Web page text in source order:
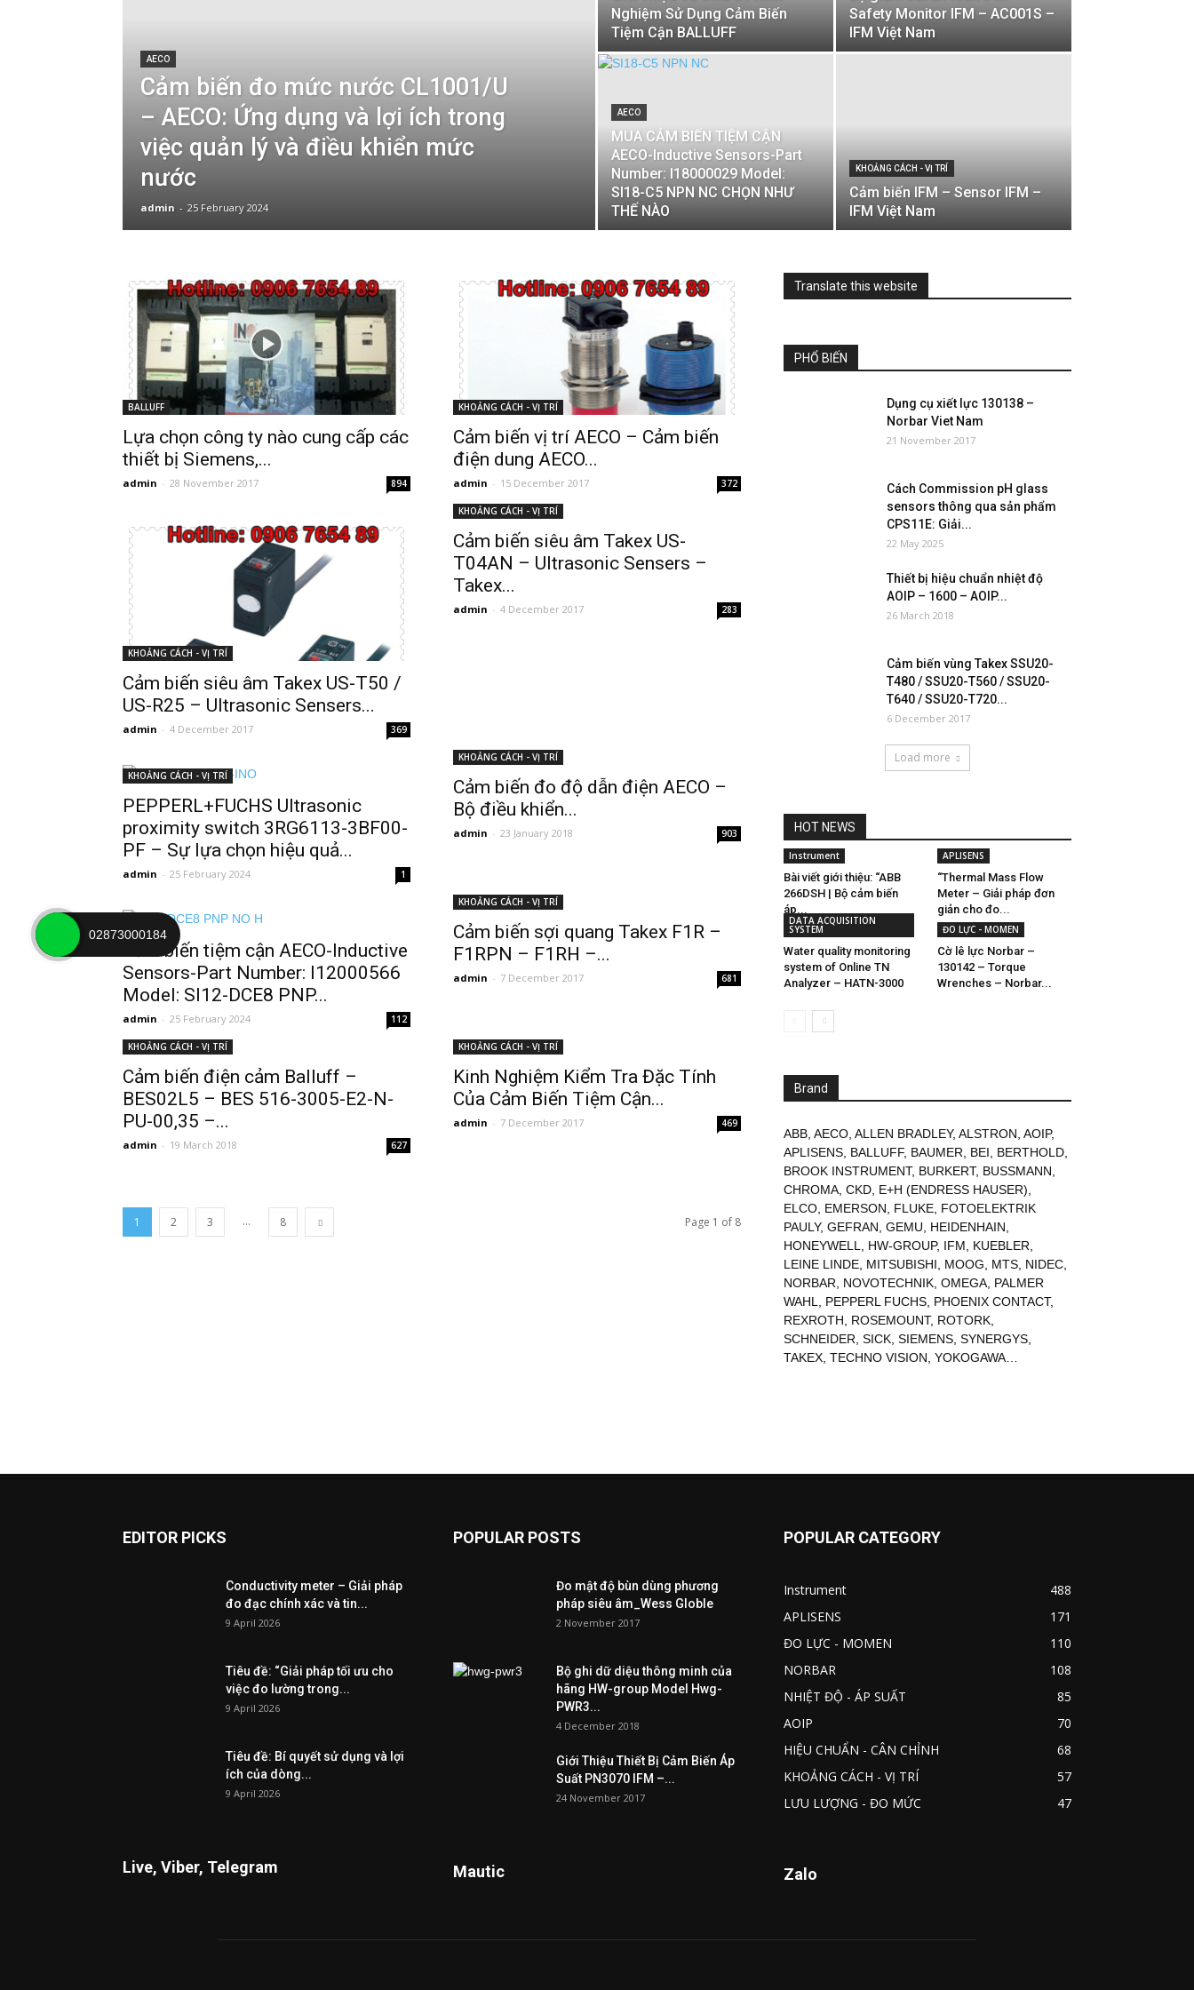
AECO
Cảm biến đo mức nước CL1001/U
– AECO: Ứng dụng và lợi ích trong
việc quản lý và điều khiển mức
nước
admin - 25 February 2024
Nghiệm Sử Dụng Cảm Biến
Tiệm Cận BALLUFF
Safety Monitor IFM – AC001S –
IFM Việt Nam
AECO
MUA CẢM BIẾN TIỆM CẬN
AECO-Inductive Sensors-Part
Number: I18000029 Model:
SI18-C5 NPN NC CHỌN NHƯ
THẾ NÀO
KHOẢNG CÁCH - VỊ TRÍ
Cảm biến IFM – Sensor IFM –
IFM Việt Nam
BALLUFF
Lựa chọn công ty nào cung cấp các
thiết bị Siemens,...
admin - 28 November 2017 894
KHOẢNG CÁCH - VỊ TRÍ
Cảm biến vị trí AECO – Cảm biến
điện dung AECO...
admin - 15 December 2017 372
KHOẢNG CÁCH - VỊ TRÍ
Cảm biến siêu âm Takex US-T50 /
US-R25 – Ultrasonic Sensers...
admin - 4 December 2017 369
KHOẢNG CÁCH - VỊ TRÍ
Cảm biến siêu âm Takex US-
T04AN – Ultrasonic Sensers –
Takex...
admin - 4 December 2017 283
KHOẢNG CÁCH - VỊ TRÍ
PEPPERL+FUCHS Ultrasonic
proximity switch 3RG6113-3BF00-
PF – Sự lựa chọn hiệu quả...
admin - 25 February 2024 1
KHOẢNG CÁCH - VỊ TRÍ
Cảm biến đo độ dẫn điện AECO –
Bộ điều khiển...
admin - 23 January 2018 903
Cảm biến tiệm cận AECO-Inductive
Sensors-Part Number: I12000566
Model: SI12-DCE8 PNP...
admin - 25 February 2024 112
KHOẢNG CÁCH - VỊ TRÍ
Cảm biến sợi quang Takex F1R –
F1RPN – F1RH –...
admin - 7 December 2017 681
KHOẢNG CÁCH - VỊ TRÍ
Cảm biến điện cảm Balluff –
BES02L5 – BES 516-3005-E2-N-
PU-00,35 –...
admin - 19 March 2018 627
KHOẢNG CÁCH - VỊ TRÍ
Kinh Nghiệm Kiểm Tra Đặc Tính
Của Cảm Biến Tiệm Cận...
admin - 7 December 2017 469
1 2 3 ... 8 Page 1 of 8
Translate this website
PHỔ BIẾN
Dụng cụ xiết lực 130138 –
Norbar Viet Nam
21 November 2017
Cách Commission pH glass
sensors thông qua sản phẩm
CPS11E: Giải...
22 May 2025
Thiết bị hiệu chuẩn nhiệt độ
AOIP – 1600 – AOIP...
26 March 2018
Cảm biến vùng Takex SSU20-
T480 / SSU20-T560 / SSU20-
T640 / SSU20-T720...
6 December 2017
Load more
HOT NEWS
Instrument
Bài viết giới thiệu: “ABB
266DSH | Bộ cảm biến
áp...
APLISENS
“Thermal Mass Flow
Meter – Giải pháp đơn
giản cho đo...
DATA ACQUISITION
SYSTEM
Water quality monitoring
system of Online TN
Analyzer – HATN-3000
ĐO LỰC - MOMEN
Cờ lê lực Norbar –
130142 – Torque
Wrenches – Norbar...
Brand
ABB AECO ALLEN BRADLEY, ALSTRON AOIP,
APLISENS BALLUFF, BAUMER BEI BERTHOLD
BROOK INSTRUMENT, BURKERT, BUSSMANN
CHROMA CKD E+H (ENDRESS HAUSER)
ELCO EMERSON FLUKE FOTOELEKTRIK
PAULY, GEFRAN GEMU HEIDENHAIN
HONEYWELL
HW-GROUP, IFM KUEBLER
LEINE LINDE MITSUBISHI MOOG MTS NIDEC
NORBAR
NOVOTECHNIK OMEGA PALMER
WAHL
PEPPERL FUCHS PHOENIX CONTACT,
REXROTH
ROSEMOUNT, ROTORK
SCHNEIDER SICK SIEMENS SYNERGYS
TAKEX TECHNO VISION YOKOGAWA
EDITOR PICKS
Conductivity meter – Giải pháp
đo đạc chính xác và tin...
9 April 2026
Tiêu đề: “Giải pháp tối ưu cho
việc đo lường trong...
9 April 2026
Tiêu đề: Bí quyết sử dụng và lợi
ích của dòng...
9 April 2026
Live, Viber, Telegram
POPULAR POSTS
Đo mật độ bùn dùng phương
pháp siêu âm_Wess Globle
2 November 2017
Bộ ghi dữ diệu thông minh của
hãng HW-group Model Hwg-
PWR3...
4 December 2018
Giới Thiệu Thiết Bị Cảm Biến Áp
Suất PN3070 IFM –...
24 November 2017
Mautic
POPULAR CATEGORY
Instrument
488
APLISENS
171
ĐO LỰC - MOMEN
110
NORBAR
108
NHIỆT ĐỘ - ÁP SUẤT
85
AOIP
70
HIỆU CHUẨN - CÂN CHỈNH
68
KHOẢNG CÁCH - VỊ TRÍ
57
LƯU LƯỢNG - ĐO MỨC
47
Zalo
02873000184